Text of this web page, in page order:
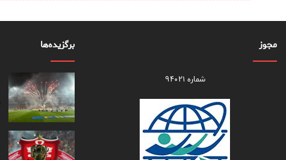
مجوز
شماره ۹۴۰۲۱
برگزیده‌ها